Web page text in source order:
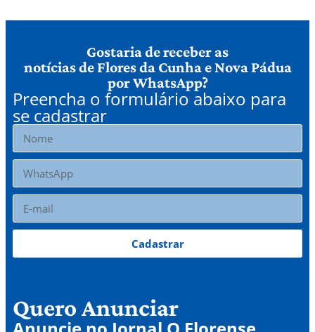
Gostaria de receber as
notícias de Flores da Cunha e Nova Pádua
por WhatsApp?
Preencha o formulário abaixo para
se cadastrar
Cadastrar
Quero Anunciar